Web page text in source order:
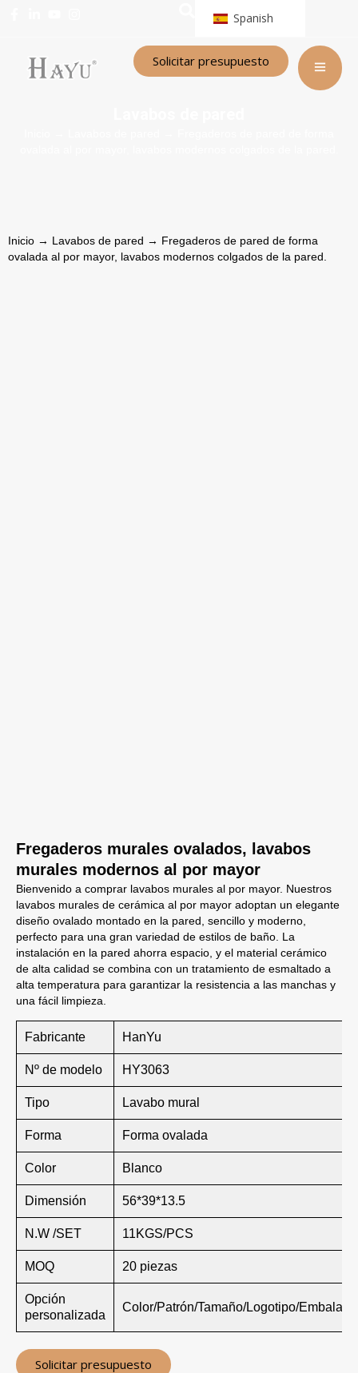
Spanish
Solicitar presupuesto
Inicio → Lavabos de pared → Fregaderos de pared de forma
ovalada al por mayor, lavabos modernos colgados de la pared.
Fregaderos murales ovalados, lavabos
murales modernos al por mayor
Bienvenido a comprar lavabos murales al por mayor. Nuestros
lavabos murales de cerámica al por mayor adoptan un elegante
diseño ovalado montado en la pared, sencillo y moderno,
perfecto para una gran variedad de estilos de baño. La
instalación en la pared ahorra espacio, y el material cerámico
de alta calidad se combina con un tratamiento de esmaltado a
alta temperatura para garantizar la resistencia a las manchas y
una fácil limpieza.
Fabricante HanYu
Nº de modelo HY3063
Tipo Lavabo mural
Forma Forma ovalada
Color Blanco
Dimensión 56*39*13.5
N.W /SET 11KGS/PCS
MOQ 20 piezas
Opción
personalizada
Color/Patrón/Tamaño/Logotipo/Embalaje
Solicitar presupuesto